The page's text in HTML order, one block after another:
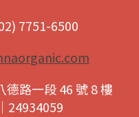
7751-6500
德路一段 46 號 8 樓
24934059